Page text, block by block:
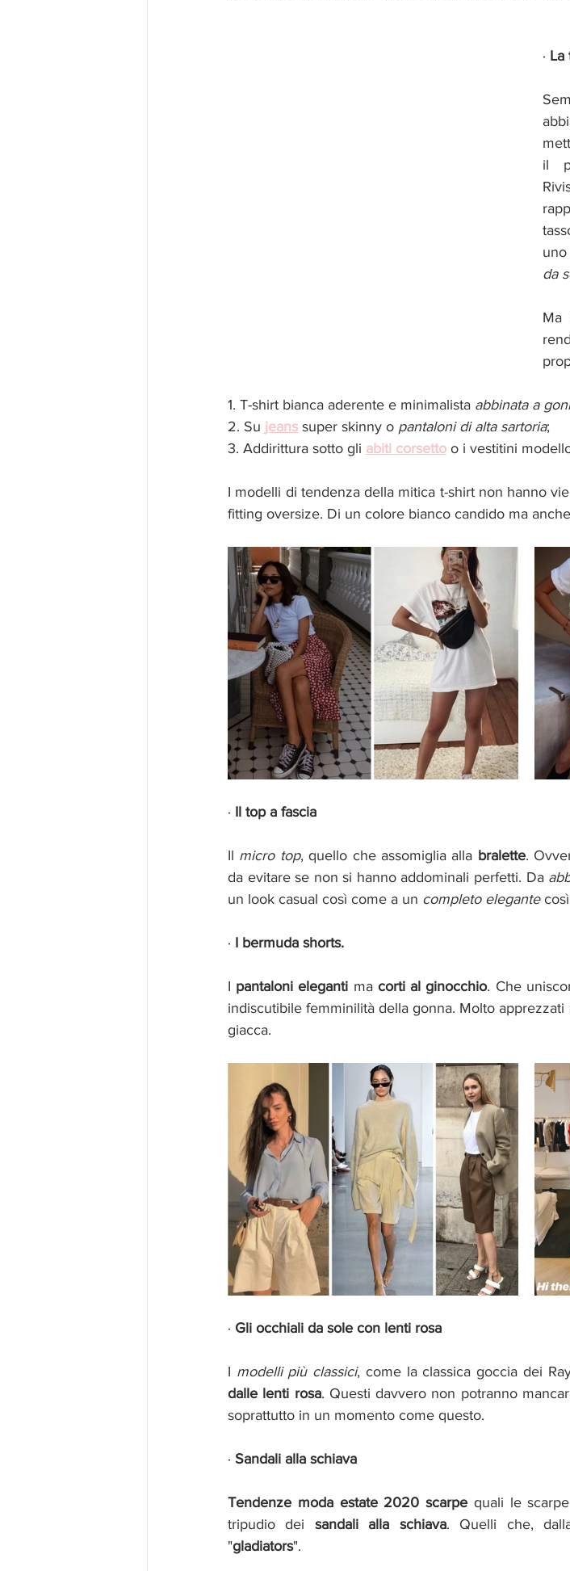
· La
il
uno
da
Ma
1. T-shirt bianca aderente e minimalista abbinata a
2. Su jeans super skinny o pantaloni di alta sartoria;
3. Addirittura sotto gli abiti corsetto o i vestitini
I modelli di tendenza della mitica t-shirt non hanno
fitting oversize. Di un colore bianco candido ma
· Il top a fascia
Il micro top, quello che assomiglia alla bralette.
da evitare se non si hanno addominali perfetti. Da
un look casual così come a un completo elegante
· I bermuda shorts.
I pantaloni eleganti ma corti al ginocchio. Che
indiscutibile femminilità della gonna. Molto
giacca.
· Gli occhiali da sole con lenti rosa
I modelli più classici, come la classica goccia dei
dalle lenti rosa. Questi davvero non potranno
soprattutto in un momento come questo.
· Sandali alla schiava
Tendenze moda estate 2020 scarpe quali le
tripudio dei sandali alla schiava. Quelli che,
"gladiators".